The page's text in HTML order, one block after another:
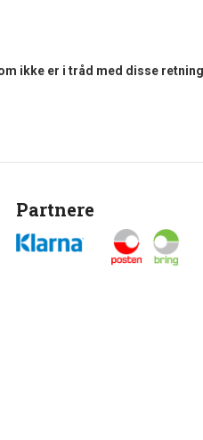
ikke er i tråd med disse
Partnere